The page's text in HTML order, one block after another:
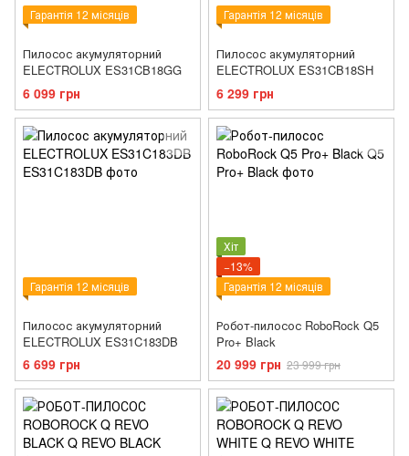
Гарантія 12 місяців
Пилосос акумуляторний
ELECTROLUX ES31CB18GG
6 099 грн
Гарантія 12 місяців
Пилосос акумуляторний
ELECTROLUX ES31CB18SH
6 299 грн
Гарантія 12 місяців
Пилосос акумуляторний
ELECTROLUX ES31C183DB
6 699 грн
Хіт
−13%
Гарантія 12 місяців
Робот-пилосос RoboRock Q5
Pro+ Black
20 999 грн 23 999 грн